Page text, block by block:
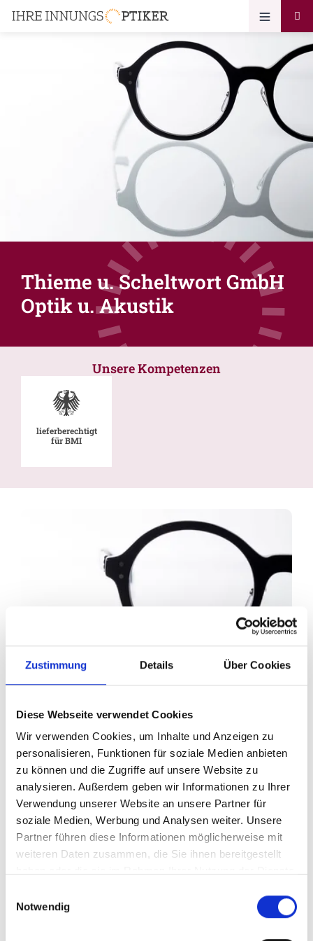
Zustimmung Details Über Cookies
Diese Webseite verwendet Cookies
Wir verwenden Cookies, um Inhalte und Anzeigen zu
personalisieren, Funktionen für soziale Medien anbieten
zu können und die Zugriffe auf unsere Website zu
analysieren. Außerdem geben wir Informationen zu Ihrer
Verwendung unserer Website an unsere Partner für
soziale Medien, Werbung und Analysen weiter. Unsere
Partner führen diese Informationen möglicherweise mit
weiteren Daten zusammen, die Sie ihnen bereitgestellt
Notwendig
Thieme u. Scheltwort GmbH
Optik u. Akustik
Unsere Kompetenzen
lieferberechtigt
für BMI
Ihr Partner für optimales
Sehen in Bad Zwischenahn
Als erster Ansprechpartner für das gute Sehen sind wir
als Augenoptiker in Bad Zwischenahn mehr als „nur“
diejenigen, die sich um die jeweilige optisch,
individuellen Wünsche und Bedürfnisse angepasste